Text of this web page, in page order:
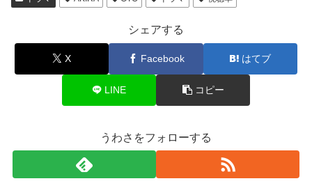
シェアする
X Facebook はてブ
LINE コピー
うわさをフォローする